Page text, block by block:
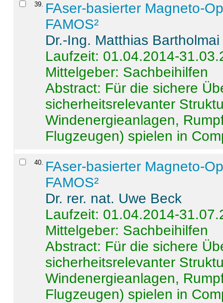
39. FAser-basierter Magneto-
FAMOS²
Dr.-Ing. Matthias Bartholmai
Laufzeit: 01.04.2014-
Mittelgeber: Sachbeihilfen
Abstract: Für die sichere
sicherheitsrelevanter
Windenergieanlagen,
Flugzeugen) spielen in
40. FAser-basierter Magneto-
FAMOS²
Dr. rer. nat. Uwe Beck
Laufzeit: 01.04.2014-
Mittelgeber: Sachbeihilfen
Abstract: Für die sichere
sicherheitsrelevanter
Windenergieanlagen,
Flugzeugen) spielen in